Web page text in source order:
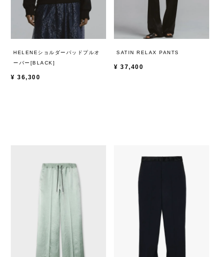
HELENEショルダーパッドプルオ
ーバー[BLACK]
¥ 36,300
SATIN RELAX PANTS
¥ 37,400